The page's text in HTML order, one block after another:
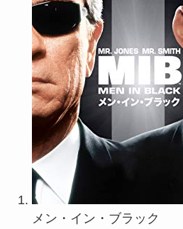
メン・イン・ブラック